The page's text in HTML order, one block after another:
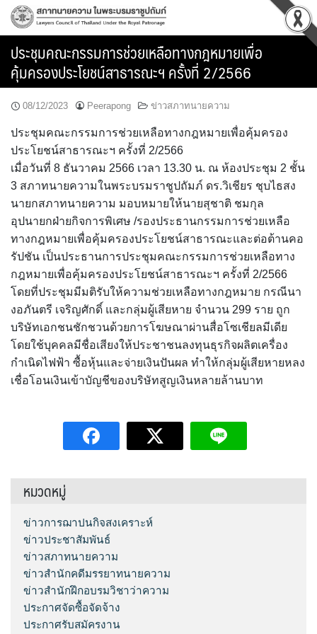
Skip
ประชุมคณะกรรมการช่วยเหลือทางกฎหมายเพื่อ
คุ้มครองประโยชน์สาธารณะฯ ครั้งที่ 2/2566
08/12/2023 Peerapong ข่าวสภาทนายความ
ประชุมคณะกรรมการช่วยเหลือทางกฎหมายเพื่อคุ้มครอง
ประโยชน์สาธารณะฯ ครั้งที่ 2/2566
เมื่อวันที่ 8 ธันวาคม 2566 เวลา 13.30 น. ณ ห้องประชุม 2 ชั้น
3 สภาทนายความในพระบรมราชูปถัมภ์ ดร.วิเชียร ชุบไธสง
นายกสภาทนายความ มอบหมายให้นายสุชาติ ชมกุล
อุปนายกฝ่ายกิจการพิเศษ /รองประธานกรรมการช่วยเหลือ
ทางกฎหมายเพื่อคุ้มครองประโยชน์สาธารณะและต่อต้านคอ
รัปชัน เป็นประธานการประชุมคณะกรรมการช่วยเหลือทาง
กฎหมายเพื่อคุ้มครองประโยชน์สาธารณะฯ ครั้งที่ 2/2566
โดยที่ประชุมมีมติรับให้ความช่วยเหลือทางกฎหมาย กรณีนา
งอภันตรี เจริญศักดิ์ และกลุ่มผู้เสียหาย จำนวน 299 ราย ถูก
บริษัทเอกชนชักชวนด้วยการโฆษณาผ่านสื่อโซเชียลมีเดีย
โดยใช้บุคคลมีชื่อเสียงให้ประชาชนลงทุนธุรกิจผลิตเครื่อง
กำเนิดไฟฟ้า ซื้อหุ้นและจ่ายเงินปันผล ทำให้กลุ่มผู้เสียหายหลง
เชื่อโอนเงินเข้าบัญชีของบริษัทสูญเงินหลายล้านบาท
หมวดหมู่
ข่าวการฌาปนกิจสงเคราะห์
ข่าวประชาสัมพันธ์
ข่าวสภาทนายความ
ข่าวสำนักคดีมรรยาทนายความ
ข่าวสำนักฝึกอบรมวิชาว่าความ
ประกาศจัดซื้อจัดจ้าง
ประกาศรับสมัครงาน